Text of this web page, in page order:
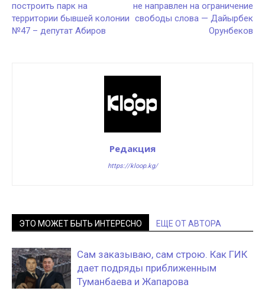
построить парк на
территории бывшей колонии
№47 – депутат Абиров
не направлен на ограничение
свободы слова — Дайырбек
Орунбеков
Редакция
https://kloop.kg/
ЭТО МОЖЕТ БЫТЬ ИНТЕРЕСНО ЕЩЕ ОТ АВТОРА
Сам заказываю, сам строю. Как ГИК
дает подряды приближенным
Туманбаева и Жапарова